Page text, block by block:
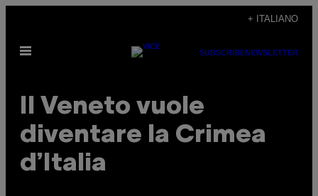
contenuto
+ ITALIANO
Apri
SUBSCRIBENEWSLETTER
Il Veneto vuole
diventare la Crimea
d’Italia